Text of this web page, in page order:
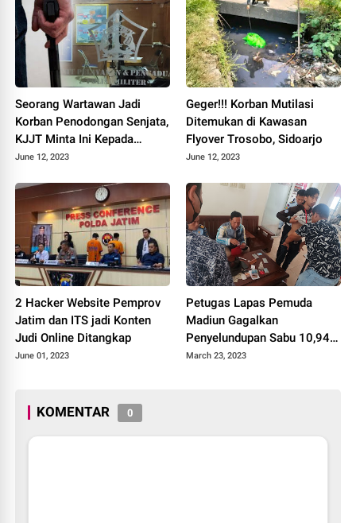
Seorang Wartawan Jadi
Korban Penodongan Senjata,
KJJT Minta Ini Kepada
Panglima TNI
June 12, 2023
Geger!!! Korban Mutilasi
Ditemukan di Kawasan
Flyover Trosobo, Sidoarjo
June 12, 2023
2 Hacker Website Pemprov
Jatim dan ITS jadi Konten
Judi Online Ditangkap
June 01, 2023
Petugas Lapas Pemuda
Madiun Gagalkan
Penyelundupan Sabu 10,94
Gram Dalam Sikat Cuci
March 23, 2023
KOMENTAR 0